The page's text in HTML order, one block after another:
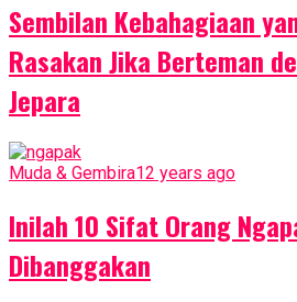
Sembilan Kebahagiaan
Rasakan Jika Berteman
Jepara
Muda & Gembira12 years ago
Inilah 10 Sifat Orang
Dibanggakan